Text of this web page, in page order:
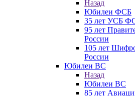
Назад
Юбилеи ФСБ
35 лет УСБ
95 лет
России
105 лет
России
Юбилеи ВС
Назад
Юбилеи ВС
85 лет